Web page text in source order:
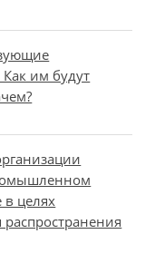
им будут
в целях